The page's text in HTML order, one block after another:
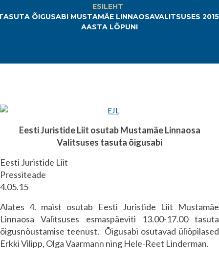
ESILEHT
ÕIGUSABI MUSTAMÄE LINNAOSAVALITSUSES
AASTA LÕPUNI
Eesti Juristide Liit osutab Mustamäe Linnaosa
Valitsuses tasuta õigusabi
Eesti Juristide Liit
Pressiteade
4.05.15
Alates 4. maist osutab Eesti Juristide Liit Mustamäe
Linnaosa Valitsuses esmaspäeviti 13.00-17.00 tasuta
õigusnõustamise teenust. Õigusabi osutavad üliõpilased
Erkki Vilipp, Olga Vaarmann ning Hele-Reet Linderman.